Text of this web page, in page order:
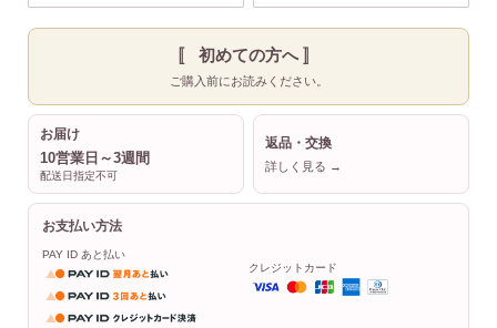
〚 初めての方へ 〛
ご購入前にお読みください。
お届け
10営業日～3週間
配送日指定不可
返品・交換
詳しく見る →
お支払い方法
PAY ID あと払い
クレジットカード